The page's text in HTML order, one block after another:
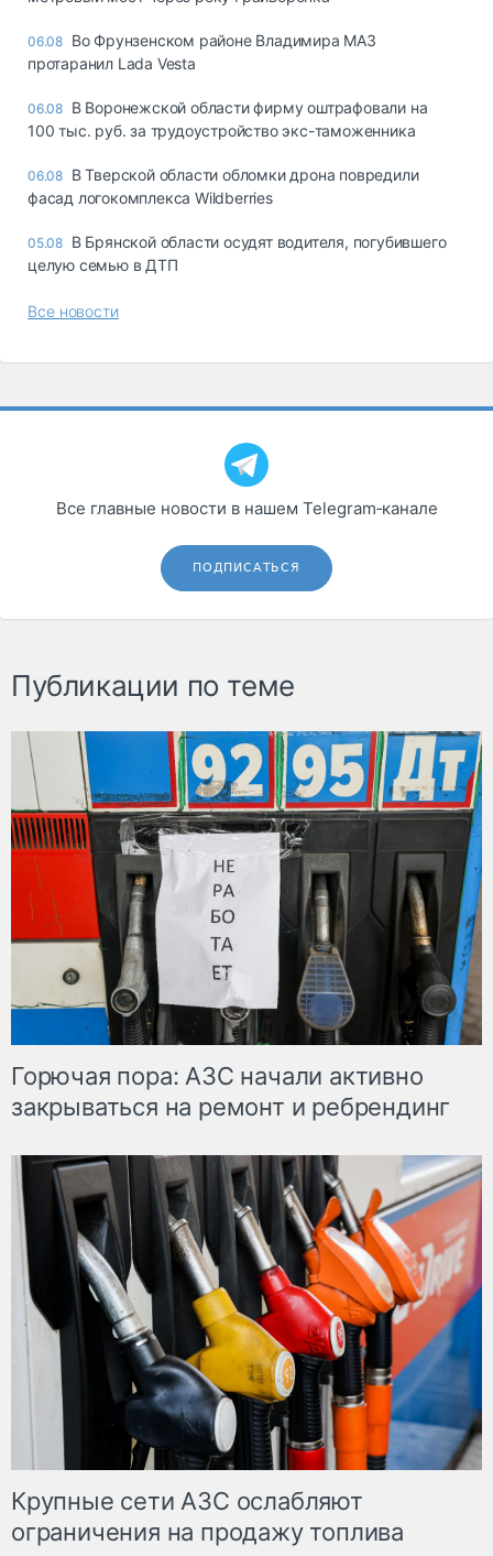
06.08 Во Фрунзенском районе Владимира МАЗ
протаранил Lada Vesta
06.08 В Воронежской области фирму оштрафовали на
100 тыс. руб. за трудоустройство экс-таможенника
06.08 В Тверской области обломки дрона повредили
фасад логокомплекса Wildberries
05.08 В Брянской области осудят водителя, погубившего
целую семью в ДТП
Все новости
Все главные новости в нашем Telegram‑канале
ПОДПИСАТЬСЯ
Публикации по теме
Горючая пора: АЗС начали активно
закрываться на ремонт и ребрендинг
Крупные сети АЗС ослабляют
ограничения на продажу топлива